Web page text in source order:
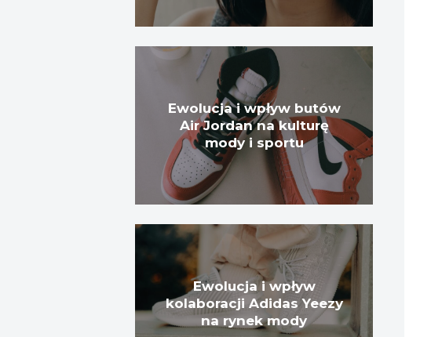
Ewolucja i wpływ butów
Air Jordan na kulturę
mody i sportu
Ewolucja i wpływ
kolaboracji Adidas Yeezy
na rynek mody